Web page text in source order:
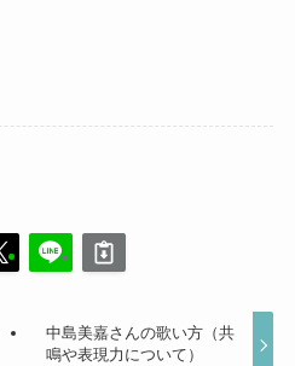
中島美嘉さんの歌い方（共
鳴や表現力について）